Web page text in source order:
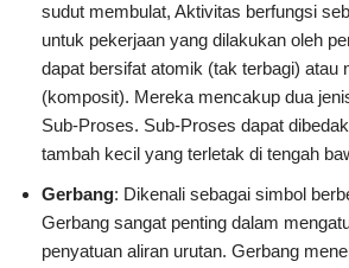
sudut membulat, Aktivitas berfungsi
untuk pekerjaan yang dilakukan oleh
dapat bersifat atomik (tak terbagi) atau
(komposit). Mereka mencakup dua
Sub-Proses. Sub-Proses dapat
tambah kecil yang terletak di tengah
Gerbang: Dikenali sebagai simbol
Gerbang sangat penting dalam
penyatuan aliran urutan. Gerbang